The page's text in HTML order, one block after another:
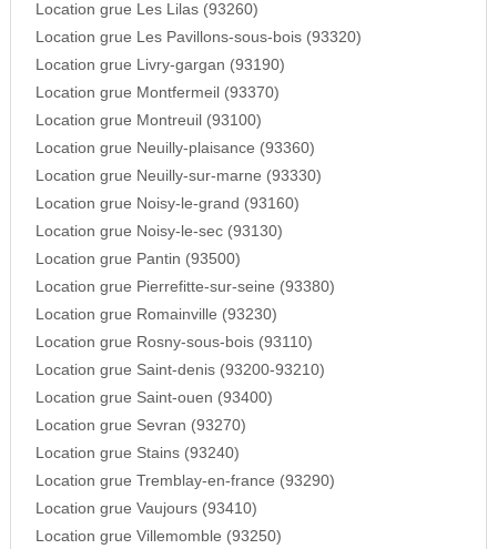
Location grue Les Lilas (93260)
Location grue Les Pavillons-sous-bois (93320)
Location grue Livry-gargan (93190)
Location grue Montfermeil (93370)
Location grue Montreuil (93100)
Location grue Neuilly-plaisance (93360)
Location grue Neuilly-sur-marne (93330)
Location grue Noisy-le-grand (93160)
Location grue Noisy-le-sec (93130)
Location grue Pantin (93500)
Location grue Pierrefitte-sur-seine (93380)
Location grue Romainville (93230)
Location grue Rosny-sous-bois (93110)
Location grue Saint-denis (93200-93210)
Location grue Saint-ouen (93400)
Location grue Sevran (93270)
Location grue Stains (93240)
Location grue Tremblay-en-france (93290)
Location grue Vaujours (93410)
Location grue Villemomble (93250)